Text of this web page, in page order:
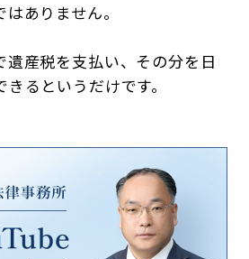
ありません。
遺産税を支払い、その分を日
るというだけです。